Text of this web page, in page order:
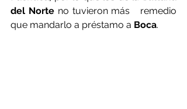
del Norte no tuvieron más   remedio
que mandarlo a préstamo a Boca.